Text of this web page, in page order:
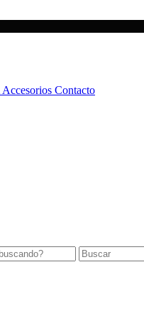
Accesorios Contacto